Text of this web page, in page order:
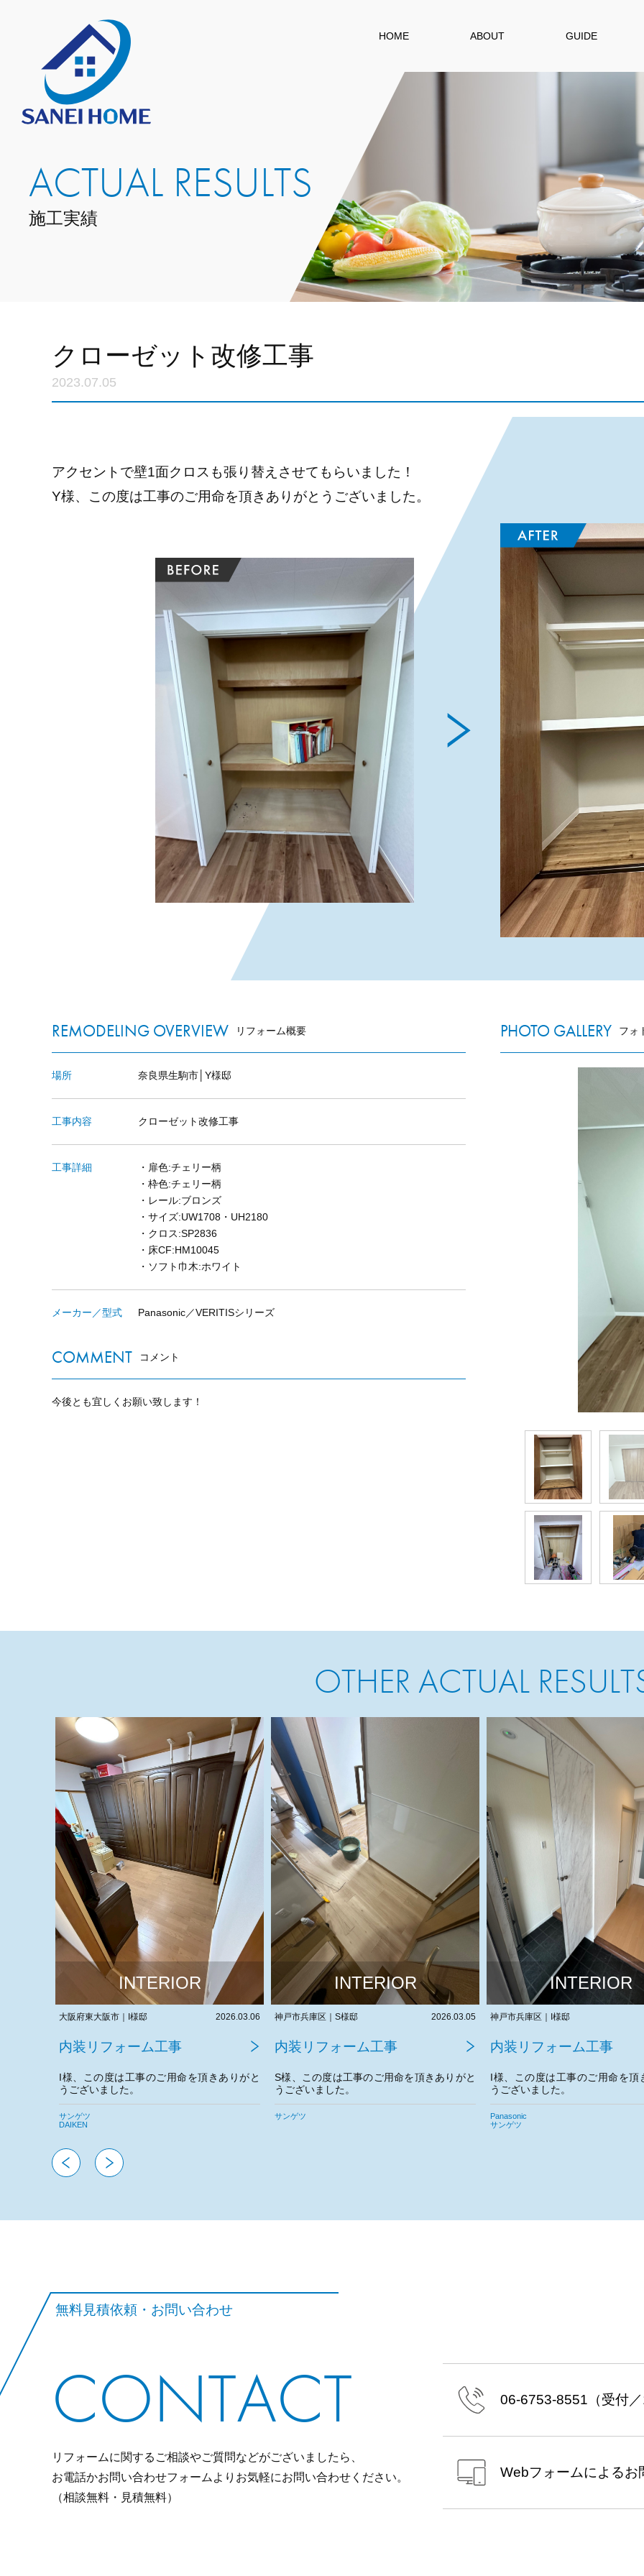
HOME ABOUT GUIDE
ACTUAL RESULTS
施工実績
クローゼット改修工事
2023.07.05
アクセントで壁1面クロスも張り替えさせてもらいました！
Y様、この度は工事のご用命を頂きありがとうございました。
REMODELING OVERVIEW リフォーム概要
場所 奈良県生駒市│Y様邸
工事内容 クローゼット改修工事
工事詳細
・扉色:チェリー柄
・枠色:チェリー柄
・レール:ブロンズ
・サイズ:UW1708・UH2180
・クロス:SP2836
・床CF:HM10045
・ソフト巾木:ホワイト
メーカー／型式 Panasonic／VERITISシリーズ
COMMENT コメント
今後とも宜しくお願い致します！
PHOTO GALLERY フォ
OTHER ACTUAL
INTERIOR
神戸市兵庫区｜S様邸 2026.03.05
内装リフォーム工事
S様、この度は工事のご用命を頂きありがと
うございました。
サンゲツ
INTERIOR
神戸市兵庫区｜I様邸 2026.02.26
内装リフォーム工事
I様、この度は工事のご用命を頂きありがと
うございました。
今後とも宜しくお願いいたします。
Panasonic
INTERIOR
神戸市兵庫区｜S様邸
内装リフォーム工事
S様、この度は工事のご用命を頂
うございました。
サンゲツ
Panasonic
無料見積依頼・お問い合わせ
CONTACT
リフォームに関するご相談やご質問などがございましたら、
お電話かお問い合わせフォームよりお気軽にお問い合わせください。
（相談無料・見積無料）
06-6753-8551 （受付
Webフォームによるお